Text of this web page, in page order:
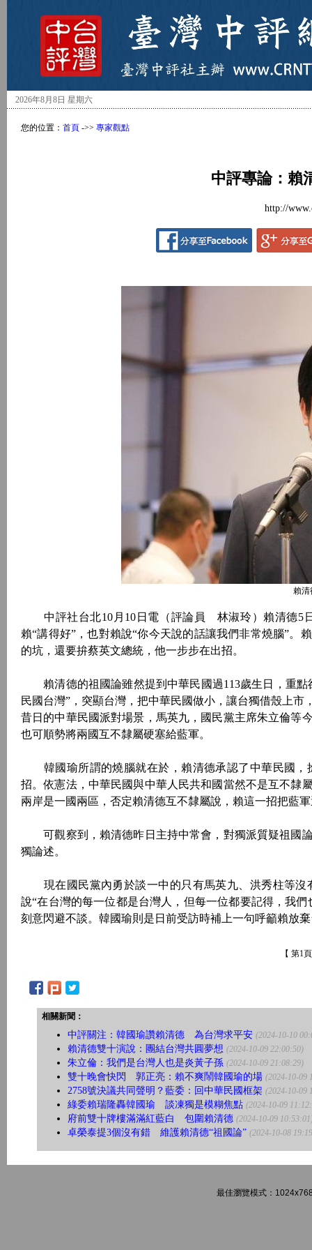
2026年8月8日 星期六
您的位置： 首頁 ->> 專家觀點
中評專論：賴
http://
賴清
中評社台北10月10日電（評論員 林淑玲）賴清德5日
賴“講得好”，也對賴說“你今天說的話讓我們非常燒腦”
的坑，還要拚蔡英文總統，他一步步在出招。
賴清德的祖國論雖然提到中華民國過113歲生日，重點
民國台灣”，突顯台灣，把中華民國做小，讓台獨借殼上
昔日的中華民國派對場景，馬英九，國民黨主席朱立倫等
也可順勢將兩國互不隸屬硬塞給藍軍。
韓國瑜所謂的燒腦就在於，賴清德承認了中華民國，
招。依憲法，中華民國與中華人民共和國當然不是互不隸
兩岸是一國兩區，否定賴清德互不隸屬說，賴這一招把藍
可觀察到，賴清德昨日主持中常會，對獨派質疑祖國
獨論述。
現在國民黨內勇於談一中的只有馬英九、洪秀柱等沒
說“在台灣的每一位都是台灣人，但每一位都要記得，我
刻意閃避不談。韓國瑜則是日前受訪時補上一句呼籲賴放
【 第1
相關新聞：
中評關注：韓國瑜讚賴清德 為台灣求平安 (2024-10-10
賴清德雙十演說：團結台灣共圓夢想 (2024-10-09 22:00:50)
朱立倫：我們是台灣人也是炎黃子孫 (2024-10-09 21:08:29)
雙十晚會快閃 郭正亮：賴不爽鬧韓國瑜的場 (2024-10-09
2758號決議共同聲明？藍委：回中華民國框架 (2024-10-09
綠委賴瑞隆轟韓國瑜 談凍獨是模糊焦點 (2024-10-09
府前雙十牌樓滿滿紅藍白 包圍賴清德 (2024-10-09
卓榮泰提3個沒有錯 維護賴清德“祖國論” (2024-10-08
最佳瀏覽模式：